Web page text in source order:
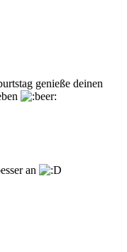
genieße deinen
an